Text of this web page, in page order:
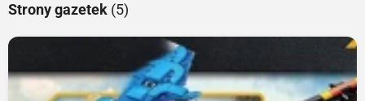
Strony gazetek (5)